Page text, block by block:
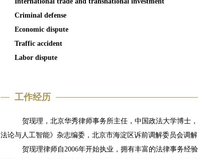
Criminal defense
Economic dispute
Traffic accident
Labor dispute
工作经历
贺现理， 北京华秀律师事务所主任，中国政法大学博士
法论与人工智能》杂志编委，北京市海淀区诉前调解委员会调
贺现理律师 自2006年开始执业，拥有丰富的法律事务经